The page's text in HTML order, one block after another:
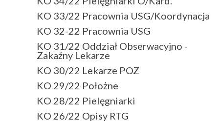
KO 33/22 Pracownia USG/Koordynacja
KO 32-22 Pracownia USG
KO 31/22 Oddział Obserwacyjno -
Zakaźny Lekarze
KO 30/22 Lekarze POZ
KO 29/22 Położne
KO 28/22 Pielęgniarki
KO 26/22 Opisy RTG